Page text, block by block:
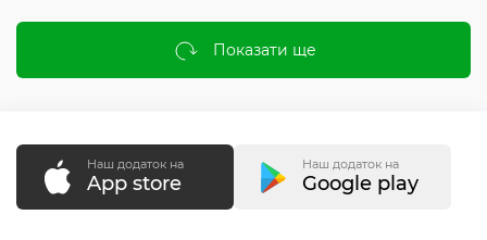
Показати ще
Наш додаток на
App store
Наш додаток на
Google play